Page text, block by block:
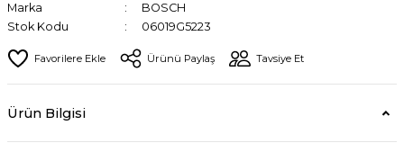
Marka
BOSCH
Stok Kodu
06019G5223
Ürünü Paylaş Tavsiye Et
Ürün Bilgisi